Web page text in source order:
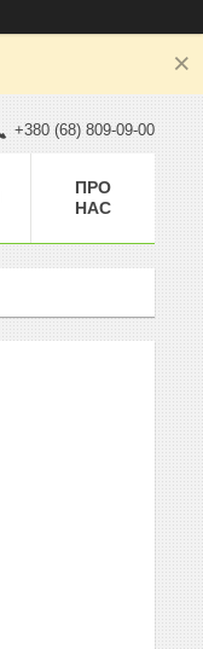
+380 (68) 809-09-00
ПРО
НАС